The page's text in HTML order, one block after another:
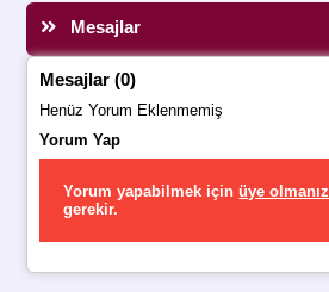
Mesajlar
Mesajlar (0)
Henüz Yorum Eklenmemiş
Yorum Yap
Yorum yapabilmek içinüye olmanız
gerekir.